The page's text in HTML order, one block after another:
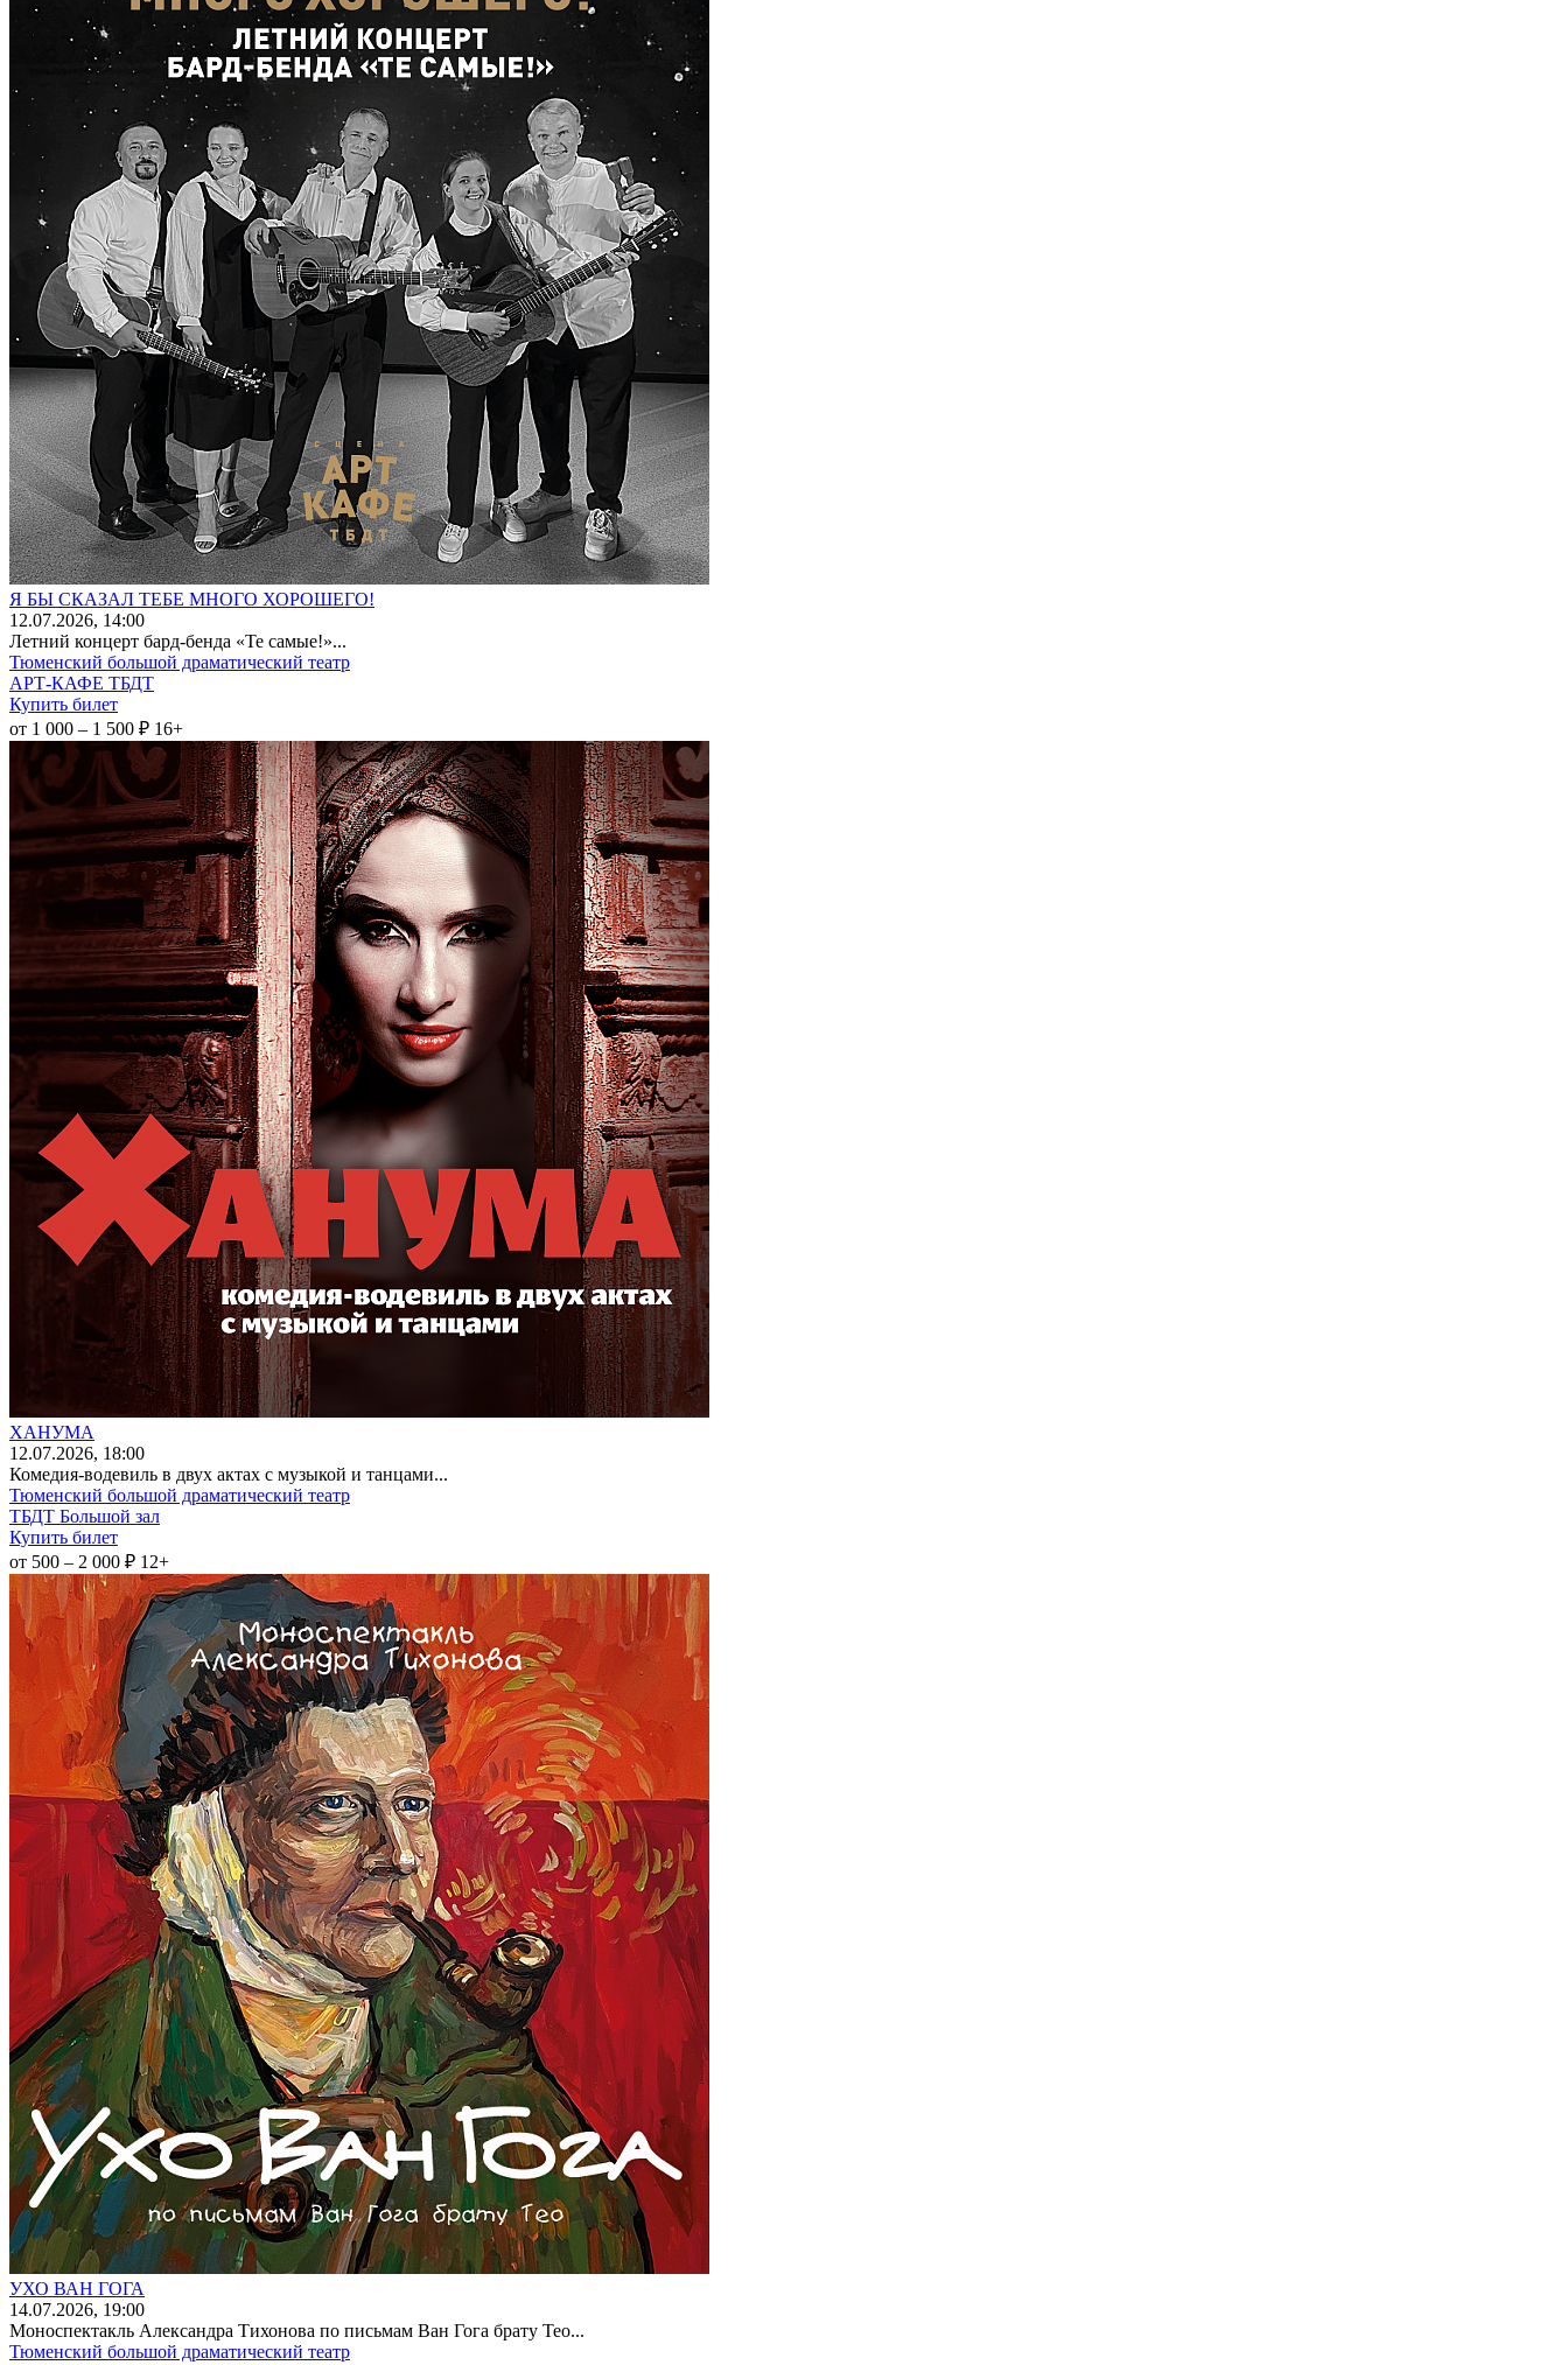
Я БЫ СКАЗАЛ ТЕБЕ МНОГО ХОРОШЕГО!
12.07.2026, 14:00
Летний концерт бард-бенда «Те самые!»...
Тюменский большой драматический театр
АРТ-КАФЕ ТБДТ
Купить билет
от 1 000 – 1 500 ₽ 16+
ХАНУМА
12.07.2026, 18:00
Комедия-водевиль в двух актах с музыкой и танцами...
Тюменский большой драматический театр
ТБДТ Большой зал
Купить билет
от 500 – 2 000 ₽ 12+
УХО ВАН ГОГА
14.07.2026, 19:00
Моноспектакль Александра Тихонова по письмам Ван Гога брату Тео...
Тюменский большой драматический театр